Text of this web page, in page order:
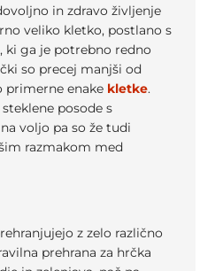
in zdravo življenje
veliko kletko, postlano s
, ki ga je potrebno redno
so precej manjši od
primerne enake kletke.
posode s
voljo pa so že tudi
razmakom med
z zelo različno
prehrana za hrčka